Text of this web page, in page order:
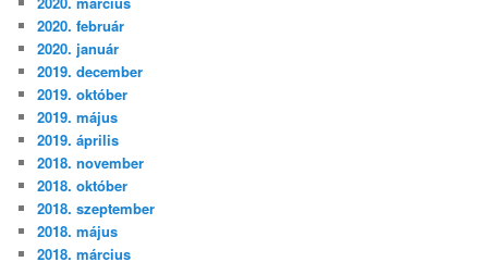
2020. február
2020. január
2019. december
2019. október
2019. május
2019. április
2018. november
2018. október
2018. szeptember
2018. május
2018. március